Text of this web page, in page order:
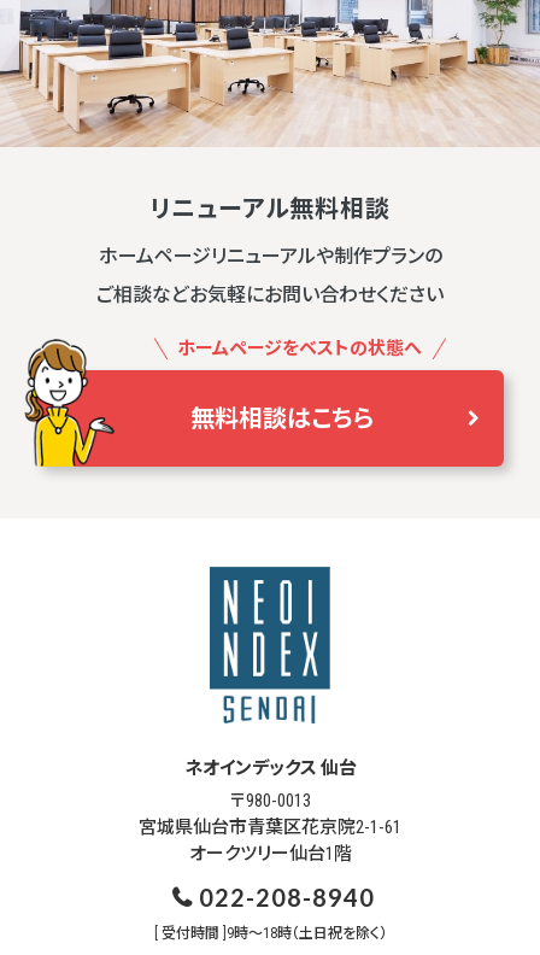
リニューアル無料相談
ホームページリニューアルや制作プランの
ご相談などお気軽にお問い合わせください
ホームページをベストの状態へ
無料相談はこちら
ネオインデックス 仙台
〒980-0013
宮城県仙台市青葉区花京院2-1-61
オークツリー仙台1階
022-208-8940
[ 受付時間 ]9時～18時（土日祝を除く）